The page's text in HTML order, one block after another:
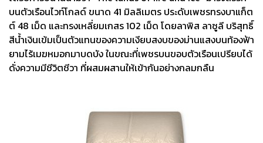
บนตัวเรือนไวท์โกลด์ ขนาด 41 มิลลิเมตร ประดับเพชรทรงบาแก็ต
ต์ 48 เม็ด และทรงเหลี่ยมเกสร 102 เม็ด โดยลาพิส ลาซูลี บริสุทธิ์
สีน้ำเงินเข้มเป็นตัวแทนของความเงียบสงบของม่านแสงบนท้องฟ้า
ยามไร้เมฆหมอกมาบดบัง ในขณะที่เพชรบนขอบตัวเรือนเปรียบได้
ดั่งความมีชีวิตชีวา ที่ผสมผสานให้เข้ากันอย่างกลมกลืน